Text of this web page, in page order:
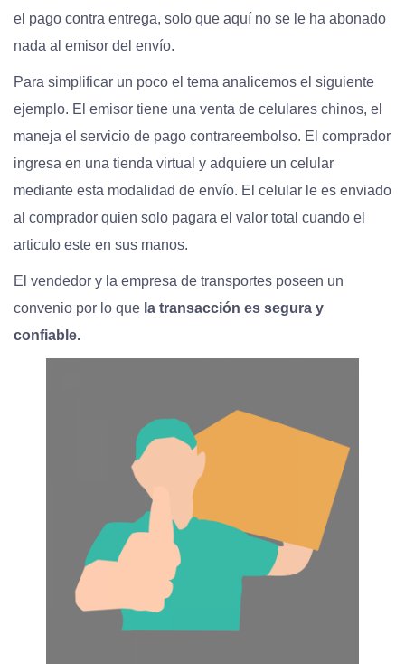
el pago contra entrega, solo que aquí no se le ha abonado
nada al emisor del envío.
Para simplificar un poco el tema analicemos el siguiente
ejemplo. El emisor tiene una venta de celulares chinos, el
maneja el servicio de pago contrareembolso. El comprador
ingresa en una tienda virtual y adquiere un celular
mediante esta modalidad de envío. El celular le es enviado
al comprador quien solo pagara el valor total cuando el
articulo este en sus manos.
El vendedor y la empresa de transportes poseen un
convenio por lo que la transacción es segura y
confiable.